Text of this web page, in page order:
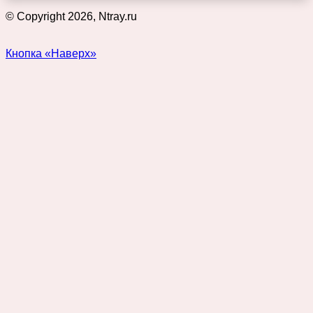
© Copyright 2026, Ntray.ru
Кнопка «Наверх»